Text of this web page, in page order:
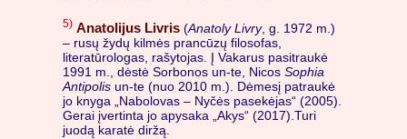
5) Anatolijus Livris (Anatoly Livry, g. 1972 m.)
– rusų žydų kilmės prancūzų filosofas,
literatūrologas, rašytojas. Į Vakarus pasitraukė
1991 m., dėstė Sorbonos un-te, Nicos Sophia
Antipolis un-te (nuo 2010 m.). Dėmesį patraukė
jo knyga „Nabolovas – Nyčės pasekėjas“ (2005).
Gerai įvertinta jo apysaka „Akys“ (2017).Turi
juodą karatė diržą.